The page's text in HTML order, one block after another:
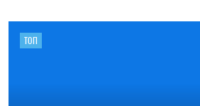
ТОП